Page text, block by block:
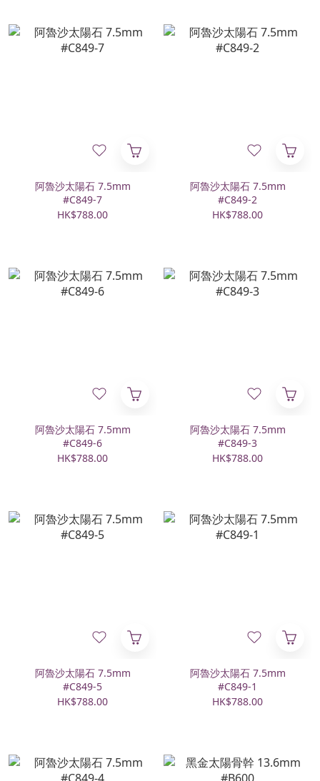
阿魯沙太陽石 7.5mm
#C849-7
HK$788.00
阿魯沙太陽石 7.5mm
#C849-2
HK$788.00
阿魯沙太陽石 7.5mm
#C849-6
HK$788.00
阿魯沙太陽石 7.5mm
#C849-3
HK$788.00
阿魯沙太陽石 7.5mm
#C849-5
HK$788.00
阿魯沙太陽石 7.5mm
#C849-1
HK$788.00